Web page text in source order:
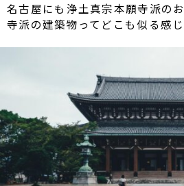
名古屋にも浄土真宗本願寺派の
寺派の建築物ってどこも似る感